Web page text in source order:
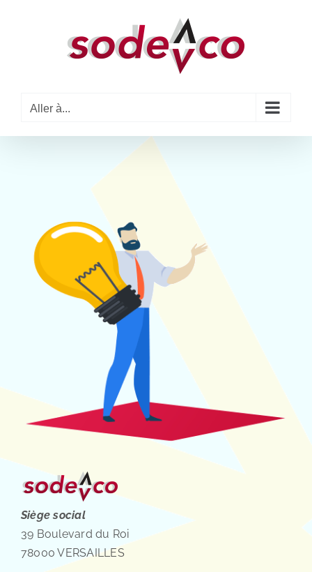
Aller à...
Siège social
39 Boulevard du Roi
78000 VERSAILLES